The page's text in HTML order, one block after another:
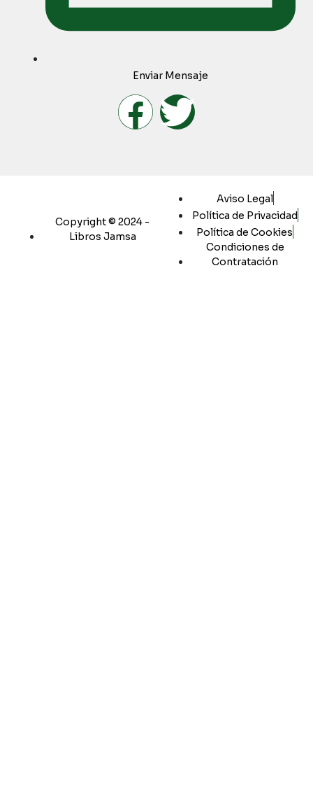
Enviar Mensaje
Copyright © 2024 -
Libros Jamsa
Aviso Legal
Política de Privacidad
Política de Cookies
Condiciones de
Contratación